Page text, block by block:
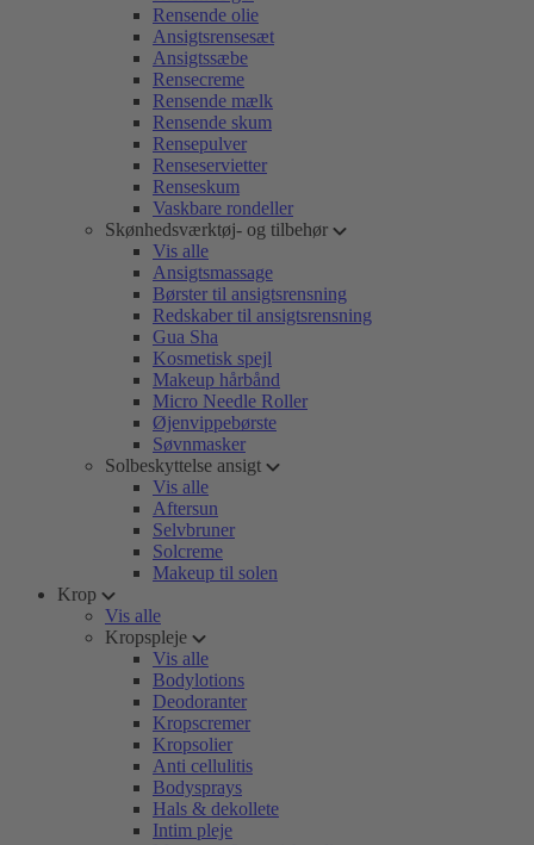
Rensende olie
Ansigtsrensesæt
Ansigtssæbe
Rensecreme
Rensende mælk
Rensende skum
Rensepulver
Renseservietter
Renseskum
Vaskbare rondeller
Skønhedsværktøj- og tilbehør
Vis alle
Ansigtsmassage
Børster til ansigtsrensning
Redskaber til ansigtsrensning
Gua Sha
Kosmetisk spejl
Makeup hårbånd
Micro Needle Roller
Øjenvippebørste
Søvnmasker
Solbeskyttelse ansigt
Vis alle
Aftersun
Selvbruner
Solcreme
Makeup til solen
Krop
Vis alle
Kropspleje
Vis alle
Bodylotions
Deodoranter
Kropscremer
Kropsolier
Anti cellulitis
Bodysprays
Hals & dekollete
Intim pleje